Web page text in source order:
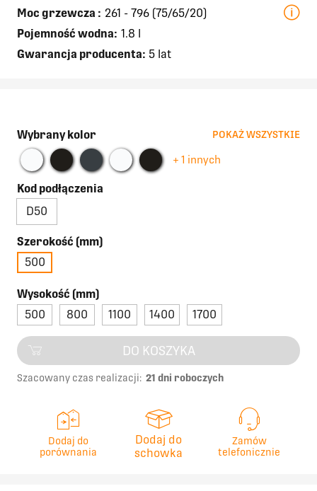
Moc grzewcza : 261 - 796 (75/65/20)
Pojemność wodna: 1.8 l
Gwarancja producenta: 5 lat
Wybrany kolor POKAŻ WSZYSTKIE
+ 1 innych
Kod podłączenia
D50
Szerokość (mm)
500
Wysokość (mm)
500
800 1100 1400 1700
DO KOSZYKA
Szacowany czas realizacji: 21 dni roboczych
Dodaj do
porównania
Dodaj do
schowka
Zamów
telefonicznie